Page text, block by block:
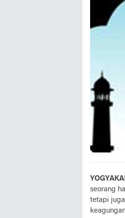
seorang
tetapi